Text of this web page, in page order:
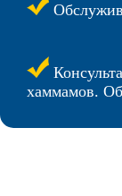
хаммамов.